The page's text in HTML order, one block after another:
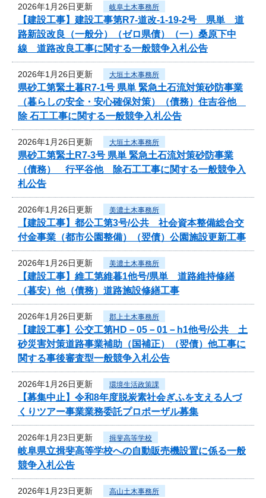
2026年1月26日更新 岐阜土木事務所
【建設工事】建設工事第R7-道改-1-19-2号 県単 道
路新設改良（一般分）（ゼロ県債）（一）桑原下中
線 道路改良工事に関する一般競争入札公告
2026年1月26日更新 大垣土木事務所
県砂工第緊土暮R7-1号 県単 緊急土石流対策砂防事業
（暮らしの安全・安心確保対策）（債務）住吉谷他
除 石工工事に関する一般競争入札公告
2026年1月26日更新 大垣土木事務所
県砂工第緊土R7-3号 県単 緊急土石流対策砂防事業
（債務） 行平谷他 除石工工事に関する一般競争入
札公告
2026年1月26日更新 美濃土木事務所
【建設工事】都公工第3号/公共 社会資本整備総合交
付金事業（都市公園整備）（翌債）公園施設更新工事
2026年1月26日更新 美濃土木事務所
【建設工事】維工第維暮1他号/県単 道路維持修繕
（暮安）他（債務）道路施設修繕工事
2026年1月26日更新 郡上土木事務所
【建設工事】公交工第HD－05－01－h1他号/公共 土
砂災害対策道路事業補助（国補正）（翌債）他工事に
関する事後審査型一般競争入札公告
2026年1月26日更新 環境生活政策課
【募集中止】令和8年度脱炭素社会ぎふを支える人づ
くりツアー事業業務委託プロポーザル募集
2026年1月23日更新 揖斐高等学校
岐阜県立揖斐高等学校への自動販売機設置に係る一般
競争入札公告
2026年1月23日更新 高山土木事務所